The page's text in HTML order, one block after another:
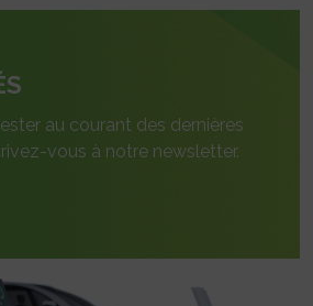
au courant des dernières
vous à notre newsletter.